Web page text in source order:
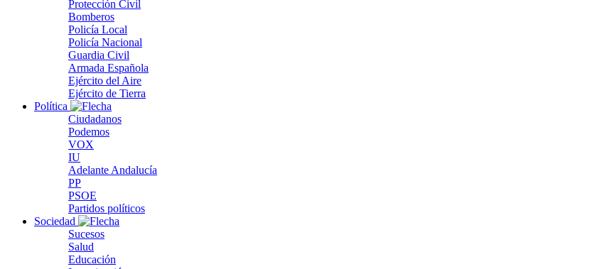
Protección Civil
Bomberos
Policía Local
Policía Nacional
Guardia Civil
Armada Española
Ejército del Aire
Ejército de Tierra
Política
Ciudadanos
Podemos
VOX
IU
Adelante Andalucía
PP
PSOE
Partidos políticos
Sociedad
Sucesos
Salud
Educación